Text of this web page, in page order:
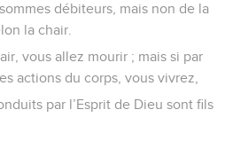
débiteurs, mais non de la
la chair.
vous allez mourir ; mais si par
actions du corps, vous vivrez,
par l’Esprit de Dieu sont fils